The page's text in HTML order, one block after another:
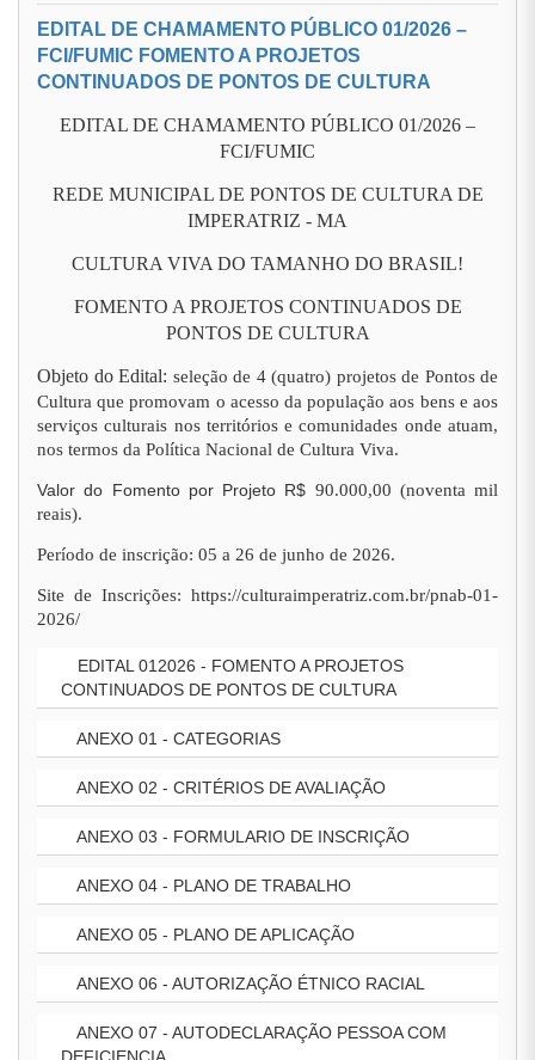
EDITAL DE CHAMAMENTO PÚBLICO 01/2026 –
FCI/FUMIC FOMENTO A PROJETOS
CONTINUADOS DE PONTOS DE CULTURA
EDITAL DE CHAMAMENTO PÚBLICO 01/2026 –
FCI/FUMIC
REDE MUNICIPAL DE PONTOS DE CULTURA DE
IMPERATRIZ - MA
CULTURA VIVA DO TAMANHO DO BRASIL!
FOMENTO A PROJETOS CONTINUADOS DE
PONTOS DE CULTURA
Objeto do Edital: seleção de 4 (quatro) projetos de Pontos de
Cultura que promovam o acesso da população aos bens e aos
serviços culturais nos territórios e comunidades onde atuam,
nos termos da Política Nacional de Cultura Viva.
Valor do Fomento por Projeto R$ 90.000,00 (noventa mil
reais).
Período de inscrição: 05 a 26 de junho de 2026.
Site de Inscrições: https://culturaimperatriz.com.br/pnab-01-
2026/
EDITAL 012026 - FOMENTO A PROJETOS
CONTINUADOS DE PONTOS DE CULTURA
ANEXO 01 - CATEGORIAS
ANEXO 02 - CRITÉRIOS DE AVALIAÇÃO
ANEXO 03 - FORMULARIO DE INSCRIÇÃO
ANEXO 04 - PLANO DE TRABALHO
ANEXO 05 - PLANO DE APLICAÇÃO
ANEXO 06 - AUTORIZAÇÃO ÉTNICO RACIAL
ANEXO 07 - AUTODECLARAÇÃO PESSOA COM